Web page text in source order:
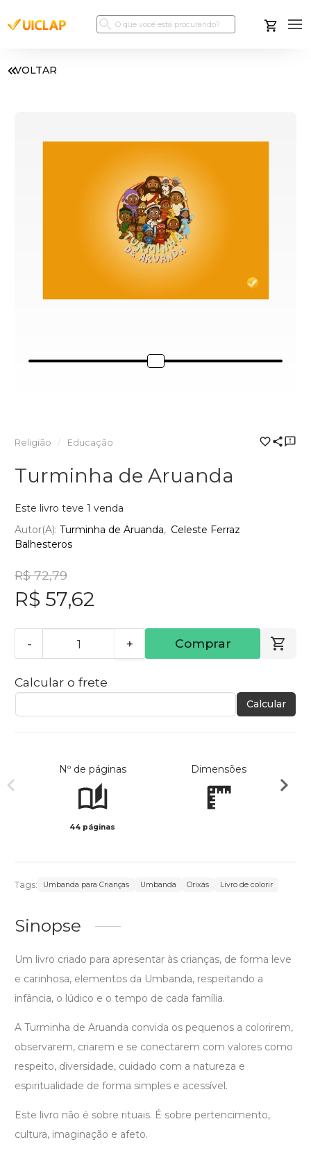
VOLTAR
Religião Educação
Turminha de Aruanda
Este livro teve 1 venda
Autor(a): Turminha de Aruanda
Celeste Ferraz
Balhesteros
R$ 72,79
R$ 57,62
- + Comprar
Calcular o frete
Calcular
Nº de páginas
44 páginas
Dimensões
Tags: Umbanda para Crianças Umbanda Orixás Livro de colorir
Sinopse
Um livro criado para apresentar às crianças, de forma leve
e carinhosa, elementos da Umbanda, respeitando a
infância, o lúdico e o tempo de cada família.
A Turminha de Aruanda convida os pequenos a colorirem,
observarem, criarem e se conectarem com valores como
respeito, diversidade, cuidado com a natureza e
espiritualidade de forma simples e acessível.
Este livro não é sobre rituais. É sobre pertencimento,
cultura, imaginação e afeto.